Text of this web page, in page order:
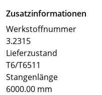
Zusatzinformationen
Werkstoffnummer
3.2315
Lieferzustand
T6/T6511
Stangenlänge
6000.00 mm